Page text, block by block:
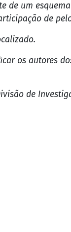
de um
de
os autores
de